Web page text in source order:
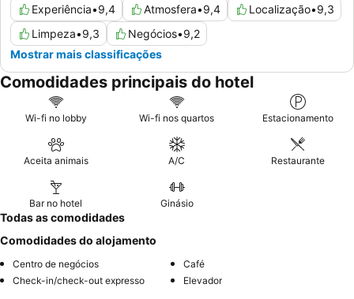
Experiência•9,4 Atmosfera•9,4 Localização•9,3
Limpeza•9,3 Negócios•9,2
Mostrar mais classificações
Comodidades principais do hotel
Wi-fi no lobby Wi-fi nos quartos Estacionamento
Aceita animais A/C Restaurante
Bar no hotel Ginásio
Todas as comodidades
Comodidades do alojamento
Centro de negócios
Café
Check-in/check-out expresso
Elevador